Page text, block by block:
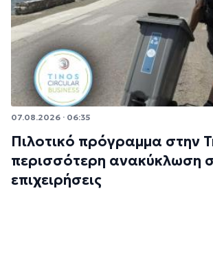
07.08.2026 · 06:35
Πιλοτικό πρόγραμμα στην
περισσότερη ανακύκλωση
επιχειρήσεις